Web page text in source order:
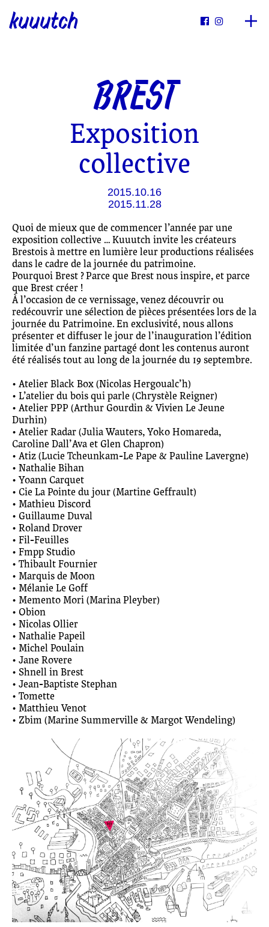
kuuutch  
BREST
Exposition
collective
2015.10.16
2015.11.28
Quoi de mieux que de commencer l’année par une
exposition collective … Kuuutch invite les créateurs
Brestois à mettre en lumière leur productions réalisées
dans le cadre de la journée du patrimoine.
Pourquoi Brest ? Parce que Brest nous inspire, et parce
que Brest créer !
À l’occasion de ce vernissage, venez découvrir ou
redécouvrir une sélection de pièces présentées lors de la
journée du Patrimoine. En exclusivité, nous allons
présenter et diffuser le jour de l’inauguration l’édition
limitée d’un fanzine partagé dont les contenus auront
été réalisés tout au long de la journée du 19 septembre.
• Atelier Black Box (Nicolas Hergoualc’h)
• L’atelier du bois qui parle (Chrystèle Reigner)
• Atelier PPP (Arthur Gourdin & Vivien Le Jeune
Durhin)
• Atelier Radar (Julia Wauters, Yoko Homareda,
Caroline Dall’Ava et Glen Chapron)
• Atiz (Lucie Tcheunkam-Le Pape & Pauline Lavergne)
• Nathalie Bihan
• Yoann Carquet
• Cie La Pointe du jour (Martine Geffrault)
• Mathieu Discord
• Guillaume Duval
• Roland Drover
• Fil-Feuilles
• Fmpp Studio
• Thibault Fournier
• Marquis de Moon
• Mélanie Le Goff
• Memento Mori (Marina Pleyber)
• Obion
• Nicolas Ollier
• Nathalie Papeil
• Michel Poulain
• Jane Rovere
• Shnell in Brest
• Jean-Baptiste Stephan
• Tomette
• Matthieu Venot
• Zbim (Marine Summerville & Margot Wendeling)